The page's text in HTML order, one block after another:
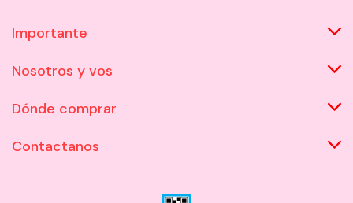
Importante
Nosotros y vos
Dónde comprar
Contactanos